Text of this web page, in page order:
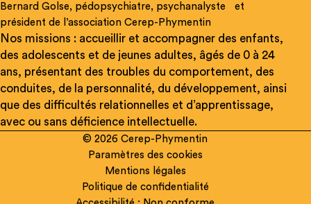
Rechercher
Bernard Golse, pédopsychiatre, psychanalyste et
président de l’association Cerep-Phymentin
Nos missions : accueillir et accompagner des enfants,
des adolescents et de jeunes adultes, âgés de 0 à 24
ans, présentant des troubles du comportement, des
conduites, de la personnalité, du développement, ainsi
que des difficultés relationnelles et d’apprentissage,
avec ou sans déficience intellectuelle.
© 2026 Cerep-Phymentin
Paramètres des cookies
Mentions légales
Politique de confidentialité